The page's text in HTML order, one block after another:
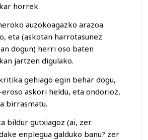
horrek.
auzokoagazko arazoa
eta (askotan harrotasunez
dogun) herri oso baten
jartzen digulako.
gehiago egin behar dogu,
askori heldu, eta ondorioz,
birrasmatu.
bildur gutxiagoz (ai, zer
enplegua galduko banu? zer